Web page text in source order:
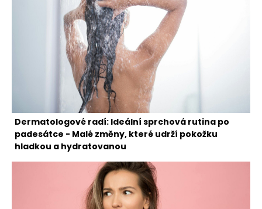
Dermatologové radí: Ideální sprchová rutina po
padesátce - Malé změny, které udrží pokožku
hladkou a hydratovanou